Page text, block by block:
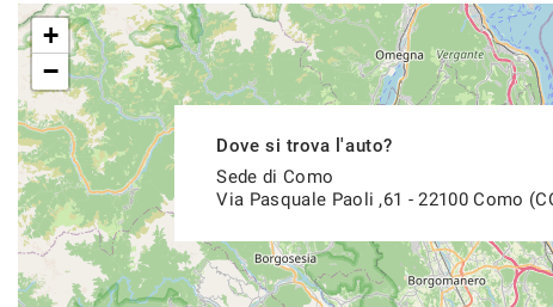
INOLTRE SEMPRE COMPRESO NEL PREZZO AVRAI:
· Ritiro del vostro usato
· Possibilità di finanziamento,
Le informazioni contenute nel sito web AUTOVERRI.IT ED IN
possano essere complete, tuttavia,essendo caricate da un
omissioni oltre che subire ritardi in cancellazione o correzione
in questo caso SCUSANDOCI anticipatamente decliniamo
Dove si trova l'auto?
Sede di Como
Via Pasquale Paoli ,61 - 22100 Como
+
−